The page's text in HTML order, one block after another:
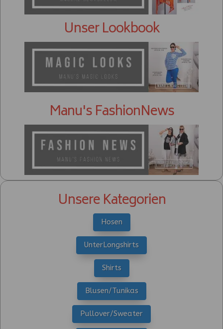
Unser Lookbook
Manu's FashionNews
Unsere Kategorien
Hosen
UnterLongshirts
Shirts
Blusen/Tunikas
Pullover/Sweater